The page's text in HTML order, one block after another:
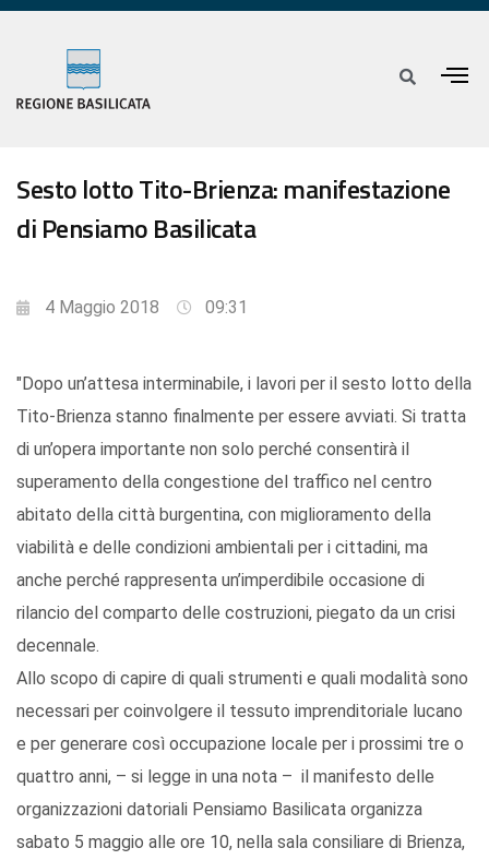
Sesto lotto Tito-Brienza: manifestazione
di Pensiamo Basilicata
4 Maggio 2018 09:31
"Dopo un’attesa interminabile, i lavori per il sesto lotto della
Tito-Brienza stanno finalmente per essere avviati. Si tratta
di un’opera importante non solo perché consentirà il
superamento della congestione del traffico nel centro
abitato della città burgentina, con miglioramento della
viabilità e delle condizioni ambientali per i cittadini, ma
anche perché rappresenta un’imperdibile occasione di
rilancio del comparto delle costruzioni, piegato da un crisi
decennale.
Allo scopo di capire di quali strumenti e quali modalità sono
necessari per coinvolgere il tessuto imprenditoriale lucano
e per generare così occupazione locale per i prossimi tre o
quattro anni, – si legge in una nota – il manifesto delle
organizzazioni datoriali Pensiamo Basilicata organizza
sabato 5 maggio alle ore 10, nella sala consiliare di Brienza,